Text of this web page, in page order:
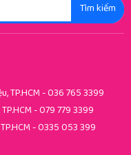
Tìm kiếm
TP.HCM-036 765 3399
-079 779 3399
-0335 053 399